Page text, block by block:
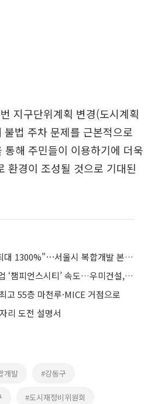
지구단위계획 변경(도시계획
법 주차 문제를 근본적으로
통해 주민들이 이용하기에 더욱
환경이 조성될 것으로 기대된
"환승역 주변 용적률 최대 1300%"⋯서울시 복합개발 본격화
광주 최대 복합개발사업 ‘챔피언스시티’ 속도…우미건설, 1차 시공사 선정
고 55층 마천루·MICE 거점으로
리 도전 설명서
개발 #강동구
#도시재정비위원회